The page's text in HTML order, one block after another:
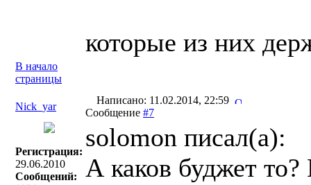
которые из них
В начало
страницы
Nick_yar
Написано: 11.02.2014, 22:59
Сообщение #7
Регистрация:
29.06.2010
Сообщений:
solomon писал(a):
А каков буджет